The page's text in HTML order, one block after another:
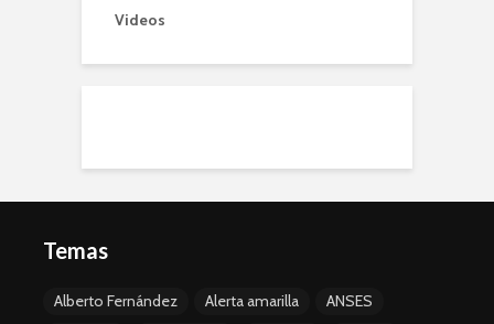
Videos
Temas
Alberto Fernández Alerta amarilla
ANSES